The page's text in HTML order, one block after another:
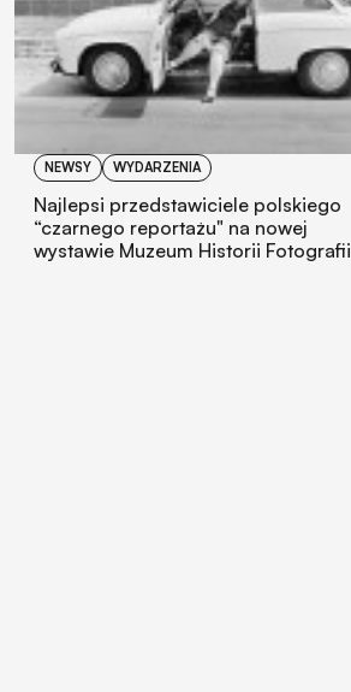
NEWSY WYDARZENIA
Najlepsi przedstawiciele polskiego
“czarnego reportażu" na nowej
wystawie Muzeum Historii Fotografii